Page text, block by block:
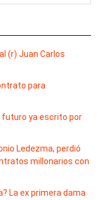
(r) Juan Carlos
para
futuro ya escrito por
Ledezma, perdió
millonarios con
La ex primera dama